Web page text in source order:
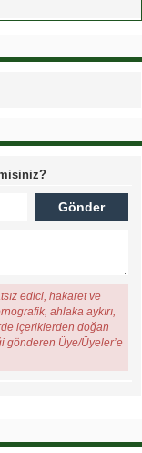
edici, hakaret ve
ahlaka aykırı,
içeriklerden doğan
gönderen Üye/Üyeler’e